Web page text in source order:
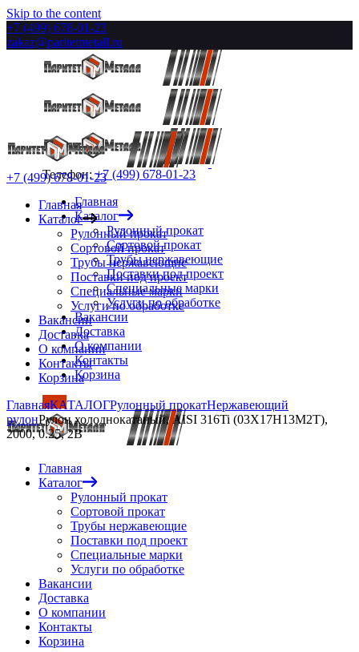
Skip to the content
+7 (499) 678-01-23
zakaz@paritetmetall.ru
Телефон:+7 (499) 678-01-23
Главная
Каталог
Рулонный прокат
Сортовой прокат
Трубы нержавеющие
Поставки под проект
Специальные марки
Услуги по обработке
Вакансии
Доставка
О компании
Контакты
Корзина
Главная
Каталог
Рулонный прокат
Сортовой прокат
Трубы нержавеющие
Поставки под проект
Специальные марки
Услуги по обработке
Вакансии
Доставка
О компании
Контакты
Корзина
+7 (499) 678-01-23
Главная
Каталог
Рулонный прокат
Сортовой прокат
Трубы нержавеющие
Поставки под проект
Специальные марки
Услуги по обработке
Вакансии
Доставка
О компании
Контакты
Корзина
ГлавнаяКАТАЛОГРулонный прокатНержавеющий
рулонРулон холоднокатаный, AISI 316Ti (03Х17Н13М2Т),
2000, 0.25, 2B